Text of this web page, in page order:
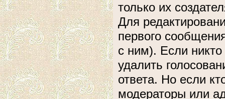
только их
Для
первого
с ним). Если
удалить
ответа. Но если
модераторы или